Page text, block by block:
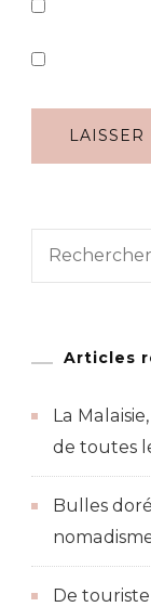
Rechercher :
Articles
La
de toutes
Bulles
De touriste